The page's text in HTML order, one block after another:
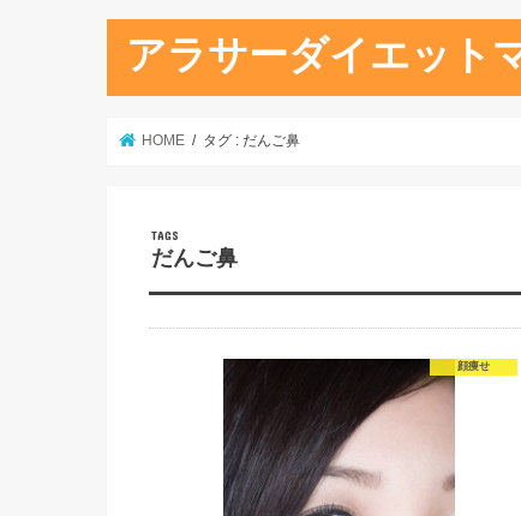
アラサーダイエット
HOME タグ : だんご鼻
だんご鼻
顔痩せ